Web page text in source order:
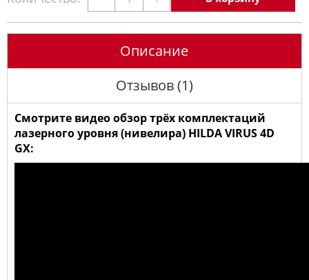
Описание
Отзывов (1)
Смотрите видео обзор трёх комплектаций
лазерного уровня (нивелира) HILDA VIRUS 4D
GX: